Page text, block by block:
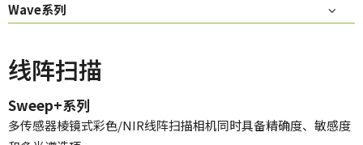
Wave系列
线阵扫描
Sweep+系列
多传感器棱镜式彩色/NIR线阵扫描相机同时具备精确度、敏感度